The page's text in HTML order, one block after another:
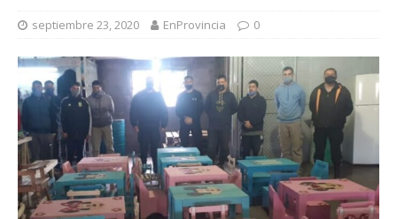
septiembre 23, 2020 EnProvincia 0